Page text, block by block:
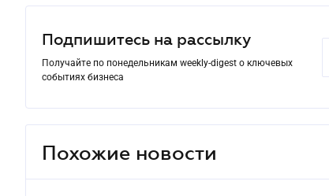
Подпишитесь на рассылку
Получайте по понедельникам weekly-digest о ключевых
событиях бизнеса
Похожие новости